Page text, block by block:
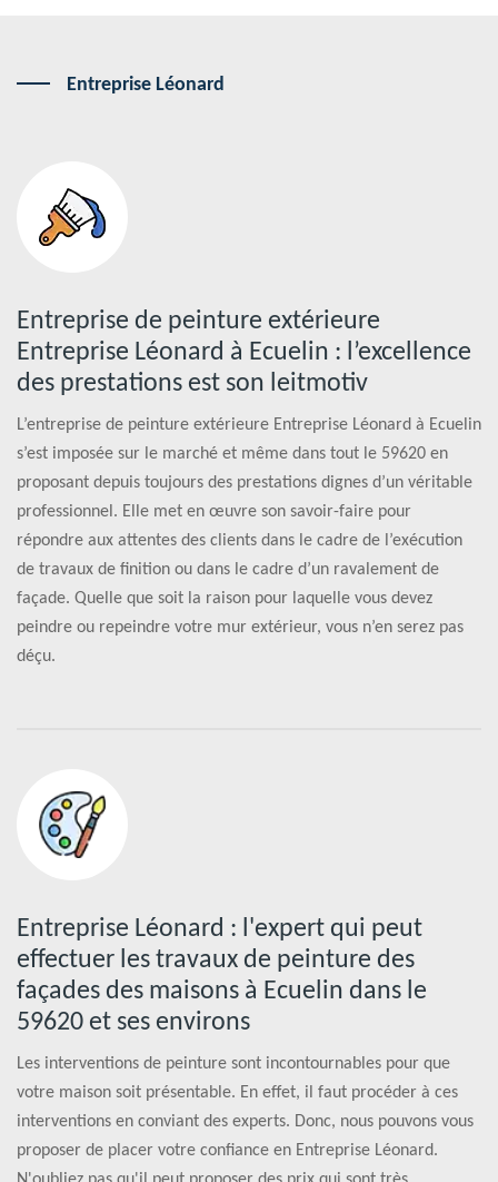
Entreprise Léonard
Entreprise de peinture extérieure
Entreprise Léonard à Ecuelin : l’excellence
des prestations est son leitmotiv
L’entreprise de peinture extérieure Entreprise Léonard à Ecuelin
s’est imposée sur le marché et même dans tout le 59620 en
proposant depuis toujours des prestations dignes d’un véritable
professionnel. Elle met en œuvre son savoir-faire pour
répondre aux attentes des clients dans le cadre de l’exécution
de travaux de finition ou dans le cadre d’un ravalement de
façade. Quelle que soit la raison pour laquelle vous devez
peindre ou repeindre votre mur extérieur, vous n’en serez pas
déçu.
Entreprise Léonard : l'expert qui peut
effectuer les travaux de peinture des
façades des maisons à Ecuelin dans le
59620 et ses environs
Les interventions de peinture sont incontournables pour que
votre maison soit présentable. En effet, il faut procéder à ces
interventions en conviant des experts. Donc, nous pouvons vous
proposer de placer votre confiance en Entreprise Léonard.